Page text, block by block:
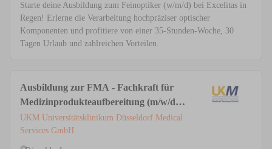
Starte deine Ausbildung zum Feinoptiker (w/m/d) bei Excelitas in
Regen! Erlerne die Verarbeitung hochpräziser optischer
Komponenten und profitiere von einer 35-Stunden-Woche, 30
Tagen Urlaub und zahlreichen Vorteilen.
Ausbildung zur FMA - Fachkraft für
Medizinprodukteaufbereitung (m/w/d)
in der AEMP / ZSVA
UKM Universitätsklinikum Düsseldorf Medical
Services GmbH